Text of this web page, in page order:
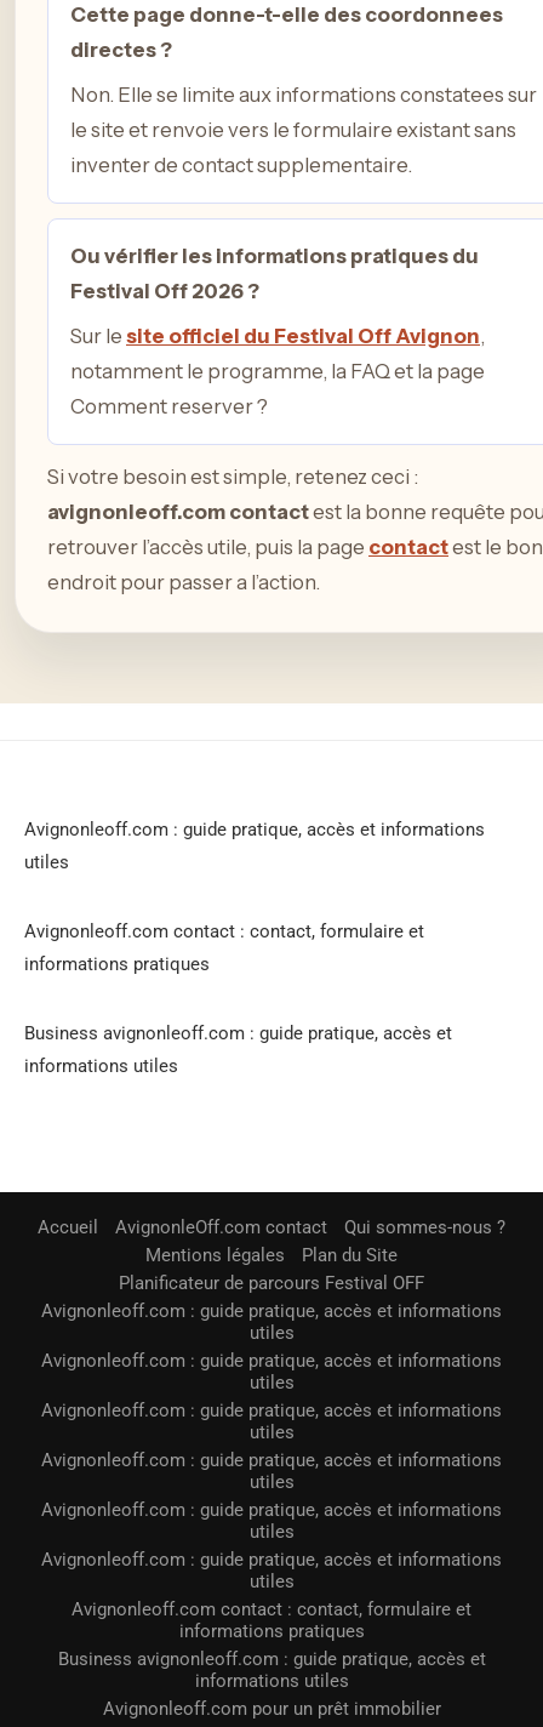
Cette page donne-t-elle des coordonnees
directes ?
Non. Elle se limite aux informations constatees sur
le site et renvoie vers le formulaire existant sans
inventer de contact supplementaire.
Ou vérifier les informations pratiques du
Festival Off 2026 ?
Sur le site officiel du Festival Off Avignon,
notamment le programme, la FAQ et la page
Comment reserver ?
Si votre besoin est simple, retenez ceci :
avignonleoff.com contactest la bonne requête
retrouver l’accès utile, puis la page contactest le bon
endroit pour passer a l’action.
Avignonleoff.com : guide pratique, accès et informations
utiles
Avignonleoff.com contact : contact, formulaire et
informations pratiques
Business avignonleoff.com : guide pratique, accès et
informations utiles
Accueil AvignonleOff.com contact
Qui sommes-nous ?
Mentions légales
Plan du Site
Planificateur de parcours Festival OFF
Avignonleoff.com : guide pratique, accès et informations
utiles
Avignonleoff.com : guide pratique, accès et informations
utiles
Avignonleoff.com : guide pratique, accès et informations
utiles
Avignonleoff.com : guide pratique, accès et informations
utiles
Avignonleoff.com : guide pratique, accès et informations
utiles
Avignonleoff.com : guide pratique, accès et informations
utiles
Avignonleoff.com contact : contact, formulaire et
informations pratiques
Business avignonleoff.com : guide pratique, accès et
informations utiles
Avignonleoff.com pour un prêt immobilier